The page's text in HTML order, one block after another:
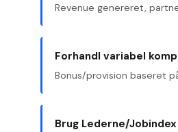
Revenue genereret,
Forhandl variabel
Bonus/provision baseret
Brug Lederne/Jobindex